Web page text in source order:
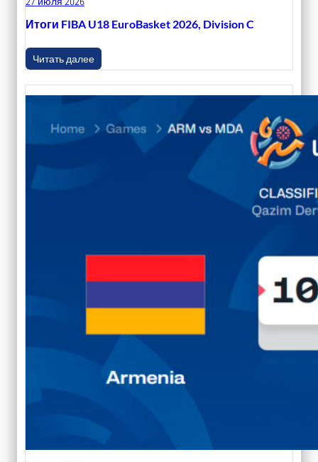
Итоги FIBA U18 EuroBasket 2026, Division C
Читать далее